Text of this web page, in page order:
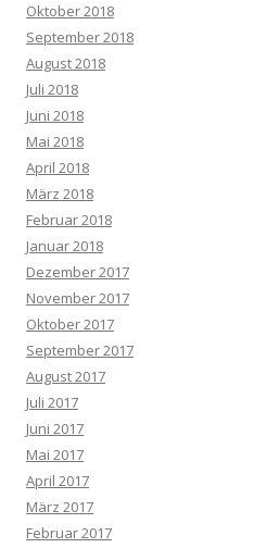
Oktober 2018
September 2018
August 2018
Juli 2018
Juni 2018
Mai 2018
April 2018
März 2018
Februar 2018
Januar 2018
Dezember 2017
November 2017
Oktober 2017
September 2017
August 2017
Juli 2017
Juni 2017
Mai 2017
April 2017
März 2017
Februar 2017